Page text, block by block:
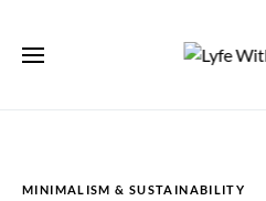
MINIMALISM & SUSTAINABILITY